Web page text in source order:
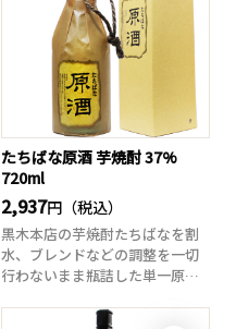
たちばな原酒 芋焼酎 37%
720ml
2,937円（税込）
黒木本店の芋焼酎たちばなを割
水、ブレンドなどの調整を一切
行わないまま瓶詰した単一原酒1